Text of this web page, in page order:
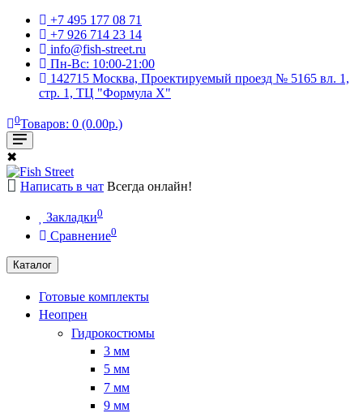
+7 495 177 08 71
+7 926 714 23 14
info@fish-street.ru
Пн-Вс: 10:00-21:00
142715 Москва, Проектируемый проезд № 5165 вл. 1,
стр. 1, ТЦ "Формула X"
0Товаров: 0 (0.00р.)
✖
Написать в чат Всегда онлайн!
Закладки0
Сравнение0
Каталог
Готовые комплекты
Неопрен
Гидрокостюмы
3 мм
5 мм
7 мм
9 мм